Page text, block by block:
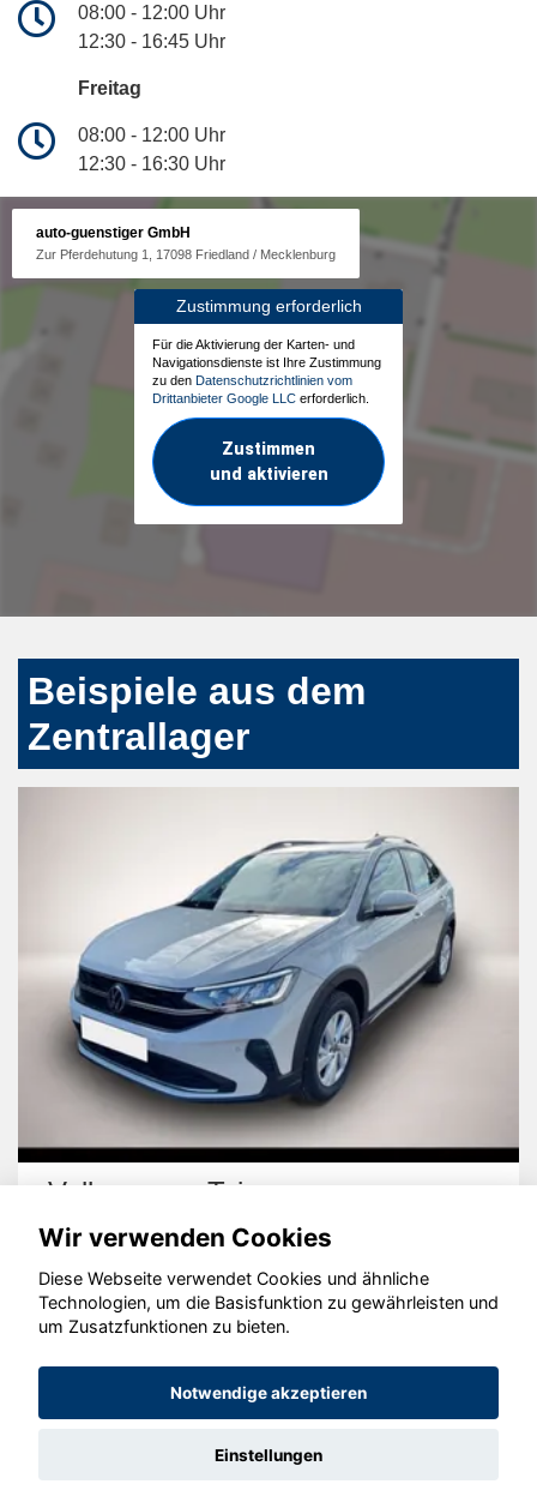
08:00 - 12:00 Uhr
12:30 - 16:45 Uhr
Freitag
08:00 - 12:00 Uhr
12:30 - 16:30 Uhr
auto-guenstiger GmbH
Zur Pferdehutung 1, 17098 Friedland / Mecklenburg
Zustimmung erforderlich
Für die Aktivierung der Karten- und
Navigationsdienste ist Ihre Zustimmung
zu den Datenschutzrichtlinien vom
Drittanbieter Google LLC erforderlich.
Zustimmen
und aktivieren
Beispiele aus dem
Zentrallager
Volkswagen Taigo
© konjunkturmotor.de GmbH 2020 - 2026
Wir verwenden Cookies
Diese Webseite verwendet Cookies und ähnliche
Technologien, um die Basisfunktion zu gewährleisten und
um Zusatzfunktionen zu bieten.
Notwendige akzeptieren
Einstellungen